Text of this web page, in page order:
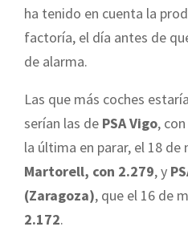
ha tenido en cuenta la
factoría, el día antes de
de alarma.
Las que más coches
serían las de PSA Vigo, con
la última en parar, el 18
Martorell, con 2.279, y
(Zaragoza), que el 16 de
2.172.